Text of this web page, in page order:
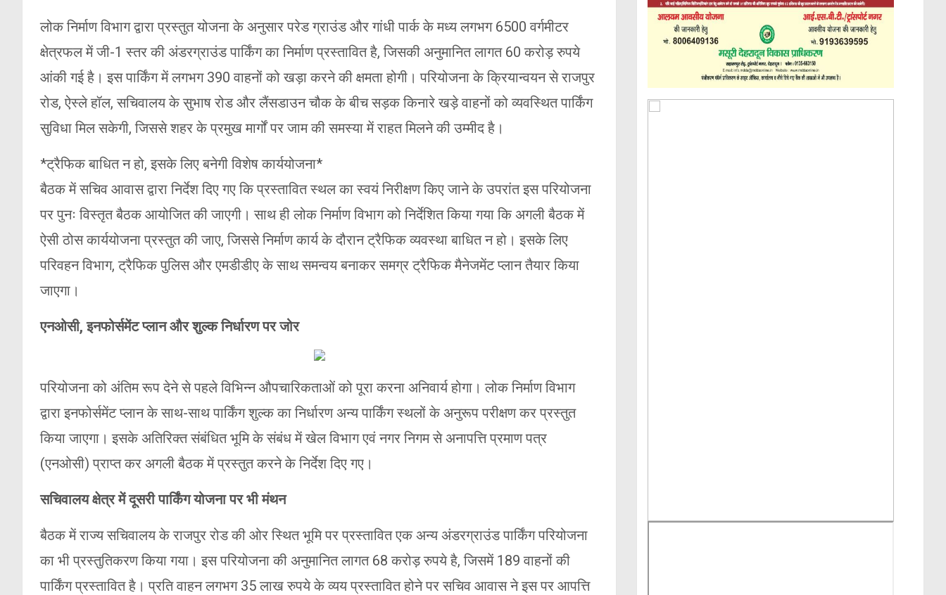
लोक निर्माण विभाग द्वारा प्रस्तुत योजना के अनुसार परेड ग्राउंड और गांधी पार्क के मध्य लगभग 6500 वर्गमीटर
क्षेत्रफल में जी-1 स्तर की अंडरग्राउंड पार्किंग का निर्माण प्रस्तावित है, जिसकी अनुमानित लागत 60 करोड़ रुपये
आंकी गई है। इस पार्किंग में लगभग 390 वाहनों को खड़ा करने की क्षमता होगी। परियोजना के क्रियान्वयन से राजपुर
रोड, ऐस्ले हॉल, सचिवालय के सुभाष रोड और लैंसडाउन चौक के बीच सड़क किनारे खड़े वाहनों को व्यवस्थित पार्किंग
सुविधा मिल सकेगी, जिससे शहर के प्रमुख मार्गों पर जाम की समस्या में राहत मिलने की उम्मीद है।
*ट्रैफिक बाधित न हो, इसके लिए बनेगी विशेष कार्ययोजना*
बैठक में सचिव आवास द्वारा निर्देश दिए गए कि प्रस्तावित स्थल का स्वयं निरीक्षण किए जाने के उपरांत इस परियोजना
पर पुनः विस्तृत बैठक आयोजित की जाएगी। साथ ही लोक निर्माण विभाग को निर्देशित किया गया कि अगली बैठक में
ऐसी ठोस कार्ययोजना प्रस्तुत की जाए, जिससे निर्माण कार्य के दौरान ट्रैफिक व्यवस्था बाधित न हो। इसके लिए
परिवहन विभाग, ट्रैफिक पुलिस और एमडीडीए के साथ समन्वय बनाकर समग्र ट्रैफिक मैनेजमेंट प्लान तैयार किया
जाएगा।
एनओसी, इनफोर्समेंट प्लान और शुल्क निर्धारण पर जोर
परियोजना को अंतिम रूप देने से पहले विभिन्न औपचारिकताओं को पूरा करना अनिवार्य होगा। लोक निर्माण विभाग
द्वारा इनफोर्समेंट प्लान के साथ-साथ पार्किंग शुल्क का निर्धारण अन्य पार्किंग स्थलों के अनुरूप परीक्षण कर प्रस्तुत
किया जाएगा। इसके अतिरिक्त संबंधित भूमि के संबंध में खेल विभाग एवं नगर निगम से अनापत्ति प्रमाण पत्र
(एनओसी) प्राप्त कर अगली बैठक में प्रस्तुत करने के निर्देश दिए गए।
सचिवालय क्षेत्र में दूसरी पार्किंग योजना पर भी मंथन
बैठक में राज्य सचिवालय के राजपुर रोड की ओर स्थित भूमि पर प्रस्तावित एक अन्य अंडरग्राउंड पार्किंग परियोजना
का भी प्रस्तुतिकरण किया गया। इस परियोजना की अनुमानित लागत 68 करोड़ रुपये है, जिसमें 189 वाहनों की
पार्किंग प्रस्तावित है। प्रति वाहन लगभग 35 लाख रुपये के व्यय प्रस्तावित होने पर सचिव आवास ने इस पर आपत्ति